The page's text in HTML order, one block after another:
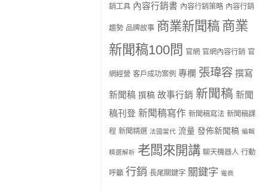
銷工具 內容行銷書 內容行銷策略 內容行銷
趨勢 品牌故事 商業新聞稿 商業
新聞稿100問 官網 官網內容行銷 官
網經營 客戶成功案例 專欄 張瑋容 撰寫
新聞稿 撰稿 故事行銷 新聞稿 新聞
稿刊登 新聞稿寫作 新聞稿寫法 新聞稿課
程 新聞精選 法國當代 流量 發佈新聞稿 編輯
精選解析 老闆來開講 聊天機器人 行動
呼籲 行銷 長尾關鍵字 關鍵字 電商